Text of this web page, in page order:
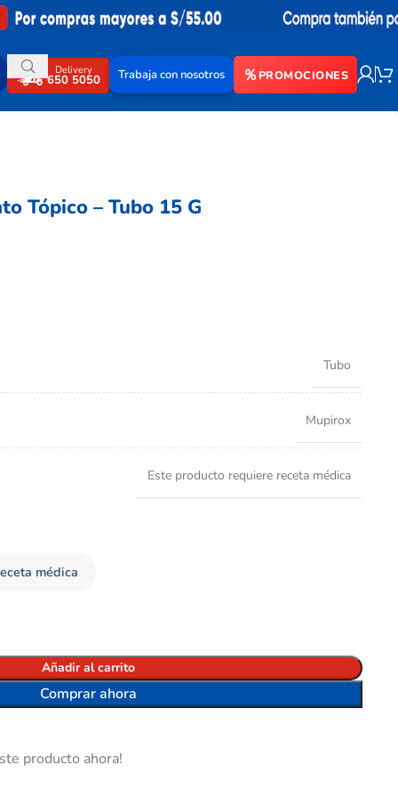
Delivery
650 5050 Trabaja con nosotros PROMOCIONES
Tópico – Tubo 15 G
Tubo
Mupirox
Este producto requiere receta médica
médica
Añadir al carrito
Comprar ahora
producto ahora!